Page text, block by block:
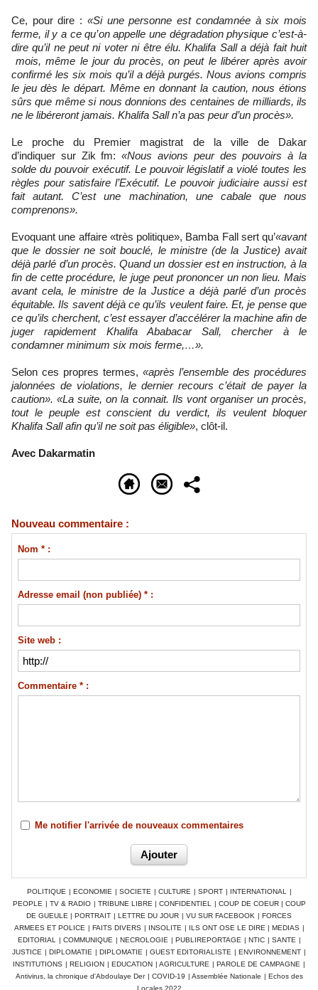
Ce, pour dire : «Si une personne est condamnée à six mois
ferme, il y a ce qu’on appelle une dégradation physique c’est-à-
dire qu’il ne peut ni voter ni être élu. Khalifa Sall a déjà fait huit
mois, même le jour du procès, on peut le libérer après avoir
confirmé les six mois qu’il a déjà purgés. Nous avions compris
le jeu dès le départ. Même en donnant la caution, nous étions
sûrs que même si nous donnions des centaines de milliards, ils
ne le libéreront jamais. Khalifa Sall n’a pas peur d’un procès».
Le proche du Premier magistrat de la ville de Dakar
d’indiquer sur Zik fm:«Nous avions peur des pouvoirs à la
solde du pouvoir exécutif. Le pouvoir législatif a violé toutes les
règles pour satisfaire l’Exécutif. Le pouvoir judiciaire aussi est
fait autant. C’est une machination, une cabale que nous
comprenons».
Evoquant une affaire «très politique», Bamba Fall sert qu’«avant
que le dossier ne soit bouclé, le ministre (de la Justice) avait
déjà parlé d’un procès. Quand un dossier est en instruction, à la
fin de cette procédure, le juge peut prononcer un non lieu. Mais
avant cela, le ministre de la Justice a déjà parlé d’un procès
équitable. Ils savent déjà ce qu’ils veulent faire. Et, je pense que
ce qu’ils cherchent, c’est essayer d’accélérer la machine afin de
juger rapidement Khalifa Ababacar Sall, chercher à le
condamner minimum six mois ferme,…».
Selon ces propres termes, «après l’ensemble des procédures
jalonnées de violations, le dernier recours c’était de payer la
caution». «La suite, on la connait. Ils vont organiser un procès,
tout le peuple est conscient du verdict, ils veulent bloquer
Khalifa Sall afin qu’il ne soit pas éligible», clôt-il.
Avec Dakarmatin
Nouveau commentaire :
Nom * :
Adresse email (non publiée) * :
Site web :
Commentaire * :
Me notifier l'arrivée de nouveaux commentaires
POLITIQUE | ECONOMIE | SOCIETE | CULTURE | SPORT | INTERNATIONAL |
PEOPLE | TV & RADIO | TRIBUNE LIBRE | CONFIDENTIEL | COUP DE COEUR | COUP
DE GUEULE | PORTRAIT | LETTRE DU JOUR | VU SUR FACEBOOK | FORCES
ARMEES ET POLICE | FAITS DIVERS | INSOLITE | ILS ONT OSE LE DIRE | MEDIAS |
EDITORIAL | COMMUNIQUE | NECROLOGIE | PUBLIREPORTAGE | NTIC | SANTE |
JUSTICE | DIPLOMATIE | DIPLOMATIE | GUEST EDITORIALISTE | ENVIRONNEMENT |
INSTITUTIONS | RELIGION | EDUCATION | AGRICULTURE | PAROLE DE CAMPAGNE |
Antivirus, la chronique d'Abdoulaye Der | COVID-19 | Assemblée Nationale | Echos des
Locales 2022